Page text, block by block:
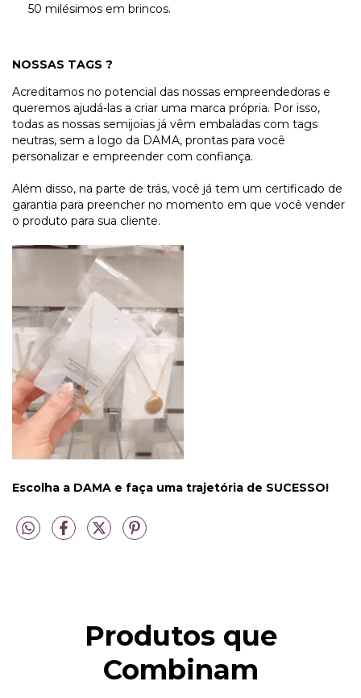
50 milésimos em brincos.
NOSSAS TAGS ?
Acreditamos no potencial das nossas empreendedoras e
queremos ajudá-las a criar uma marca própria. Por isso,
todas as nossas semijoias já vêm embaladas com tags
neutras, sem a logo da DAMA, prontas para você
personalizar e empreender com confiança.
Além disso, na parte de trás, você já tem um certificado de
garantia para preencher no momento em que você vender
o produto para sua cliente.
Escolha a DAMA e faça uma trajetória de SUCESSO!
Produtos que
Combinam